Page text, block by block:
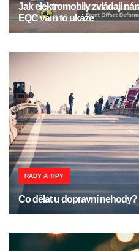
Jak elektromobily zvládají
EQC vám to ukáže
RADY A TIPY
Co dělat u dopravní